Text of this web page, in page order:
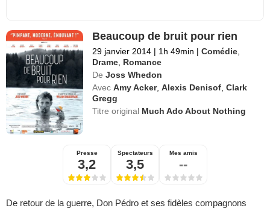
Beaucoup de bruit pour rien
29 janvier 2014 | 1h 49min | Comédie
Drame Romance
De Joss Whedon
Avec Amy Acker,Alexis Denisof ,Clark
Gregg
Titre original Much Ado About Nothing
Presse
3,2
Spectateurs
3,5
Mes amis
--
De retour de la guerre, Don Pédro et ses fidèles compagnons